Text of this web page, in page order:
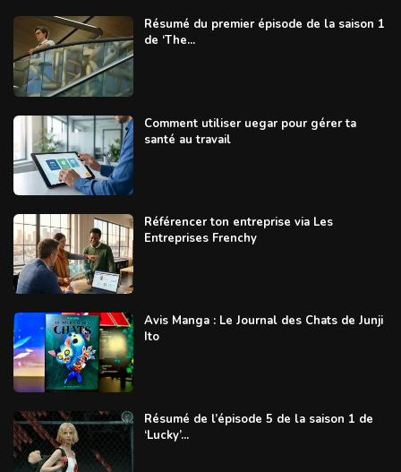
Résumé du premier épisode de la saison 1
de ‘The...
Comment utiliser uegar pour gérer ta
santé au travail
Référencer ton entreprise via Les
Entreprises Frenchy
Avis Manga : Le Journal des Chats de Junji
Ito
Résumé de l’épisode 5 de la saison 1 de
‘Lucky’...